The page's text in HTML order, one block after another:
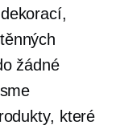
žádné
které